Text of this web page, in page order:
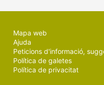
Mapa web
Ajuda
Peticions d'informació,
Política de galetes
Política de privacitat